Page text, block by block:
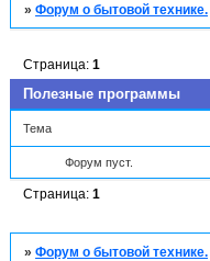
»Форум о бытовой технике.
Полезные программы
Страница:1
Тема
Форум пуст.
Страница:1
»Форум о бытовой технике.